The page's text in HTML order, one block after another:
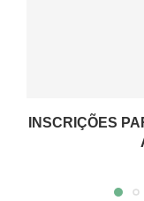
INSCRIÇÕES